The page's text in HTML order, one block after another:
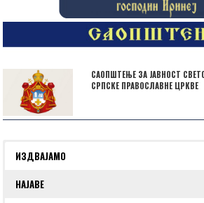
САОПШТЕЊЕ ЗА ЈАВНОСТ
СРПСКЕ ПРАВОСЛАВНЕ ЦРКВЕ
ИЗДВАЈАМО
НАЈАВЕ